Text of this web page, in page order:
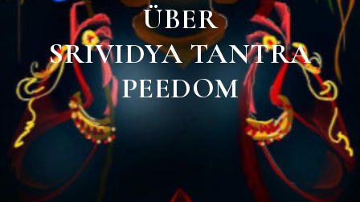
ÜBER
SRIVIDYA TANTRA
PEEDOM